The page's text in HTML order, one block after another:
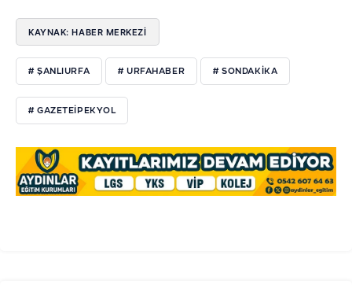
KAYNAK: HABER MERKEZI
# ŞANLIURFA # URFAHABER # SONDAKIKA
# GAZETEIPEKYOL